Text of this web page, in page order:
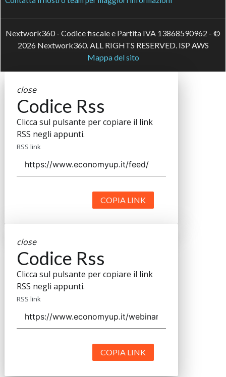
Nextwork360 - Codice fiscale e Partita IVA 13868590962 - ©
2026 Nextwork360. ALL RIGHTS RESERVED. ISP AWS
Mappa del sito
close
Codice Rss
Clicca sul pulsante per copiare il link
RSS negli appunti.
RSS link
COPIA LINK
close
Codice Rss
Clicca sul pulsante per copiare il link
RSS negli appunti.
RSS link
COPIA LINK